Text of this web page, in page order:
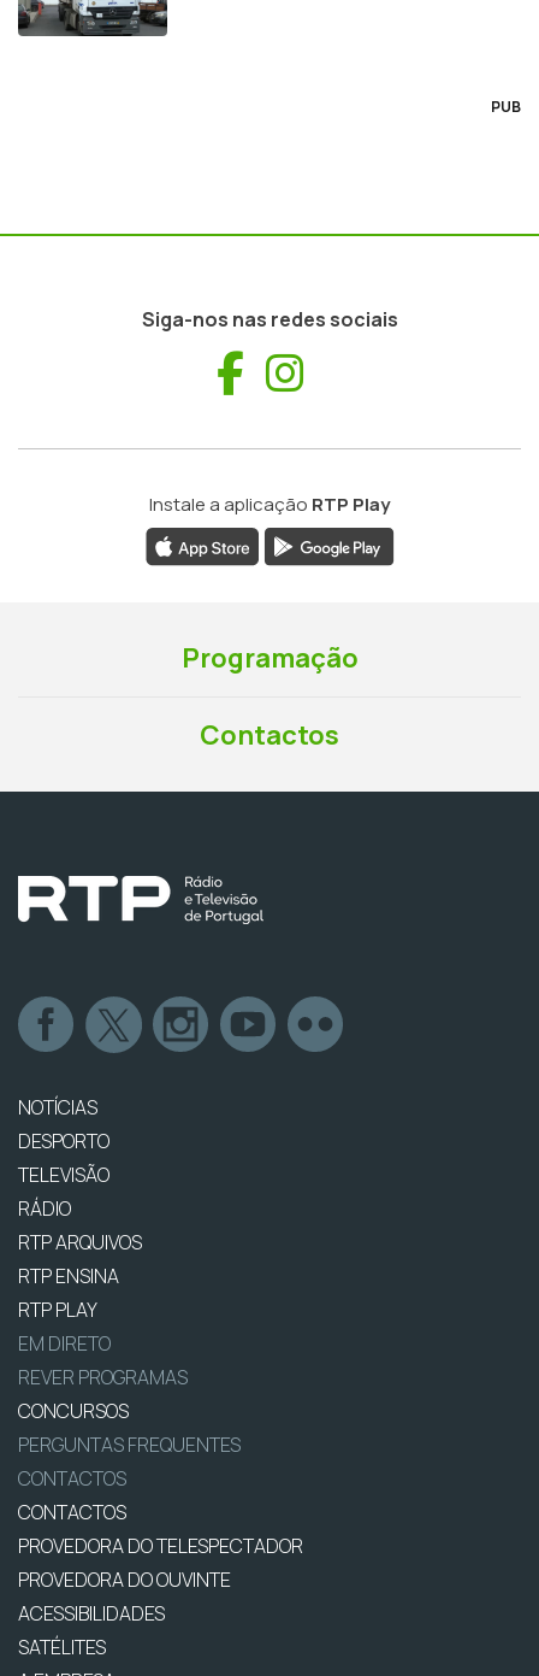
PUB
Siga-nos nas redes sociais
Facebook
Instale a aplicação RTP Play
Programação
Contactos
NOTÍCIAS
DESPORTO
TELEVISÃO
RÁDIO
RTP ARQUIVOS
RTP ENSINA
RTP PLAY
EM DIRETO
REVER PROGRAMAS
CONCURSOS
PERGUNTAS FREQUENTES
CONTACTOS
CONTACTOS
PROVEDORA DO TELESPECTADOR
PROVEDORA DO OUVINTE
ACESSIBILIDADES
SATÉLITES